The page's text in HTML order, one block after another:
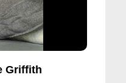
Griffith